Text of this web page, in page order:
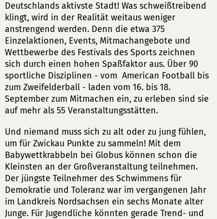
Deutschlands aktivste Stadt! Was schweißtreibend
klingt, wird in der Realität weitaus weniger
anstrengend werden. Denn die etwa 375
Einzelaktionen, Events, Mitmachangebote und
Wettbewerbe des Festivals des Sports zeichnen
sich durch einen hohen Spaßfaktor aus. Über 90
sportliche Disziplinen - vom American Football bis
zum Zweifelderball - laden vom 16. bis 18.
September zum Mitmachen ein, zu erleben sind sie
auf mehr als 55 Veranstaltungsstätten.
Und niemand muss sich zu alt oder zu jung fühlen,
um für Zwickau Punkte zu sammeln! Mit dem
Babywettkrabbeln bei Globus können schon die
Kleinsten an der Großveranstaltung teilnehmen.
Der jüngste Teilnehmer des Schwimmens für
Demokratie und Toleranz war im vergangenen Jahr
im Landkreis Nordsachsen ein sechs Monate alter
Junge. Für Jugendliche könnten gerade Trend- und